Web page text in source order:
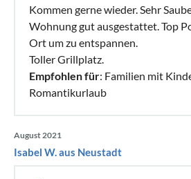
Kommen gerne wieder. Sehr
Wohnung gut ausgestattet. Top
Ort um zu entspannen.
Toller Grillplatz.
Empfohlen für: Familien mit
Romantikurlaub
August 2021
Isabel W. aus Neustadt